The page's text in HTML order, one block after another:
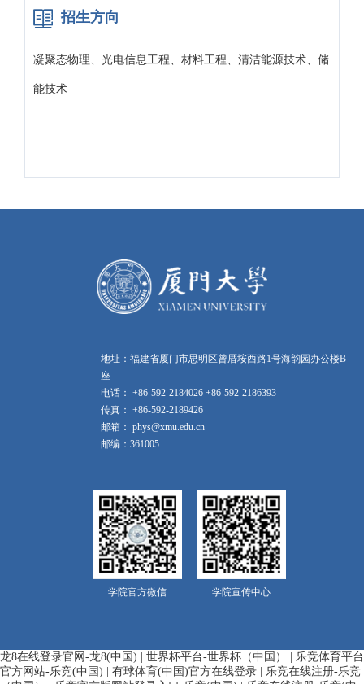
招生方向
凝聚态物理、光电信息工程、材料工程、清洁能源技术、储
能技术
地址：福建省厦门市思明区曾厝垵西路1号海韵园办公楼B
座
电话： +86-592-2184026 +86-592-2186393
传真： +86-592-2189426
邮箱： phys@xmu.edu.cn
邮编：361005
学院官方微信 学院宣传中心
龙8在线登录官网-龙8(中国) 世界杯平台-世界杯（中国）
乐竞体育平台
官方网站-乐竞(中国)
有球体育(中国)官方在线登录
乐竞在线注册-乐竞